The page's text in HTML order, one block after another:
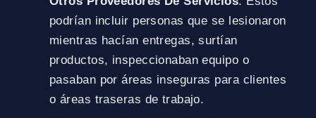
podrían incluir personas que se lesionaron
mientras hacían entregas, surtían
productos, inspeccionaban equipo o
pasaban por áreas inseguras para clientes
o áreas traseras de trabajo.